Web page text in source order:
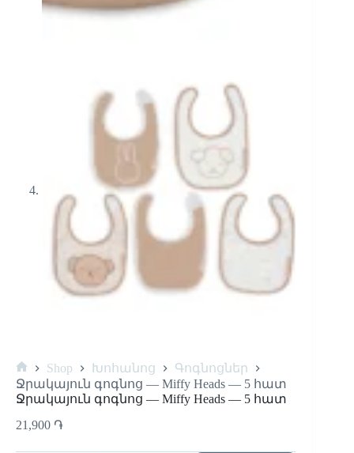
Home
Shop Խոհանոց
Գոգնոցներ
Ջրակայուն գոգնոց — Miffy Heads — 5 հատ
Ջրակայուն գոգնոց — Miffy Heads — 5 հատ
21,900 ֏